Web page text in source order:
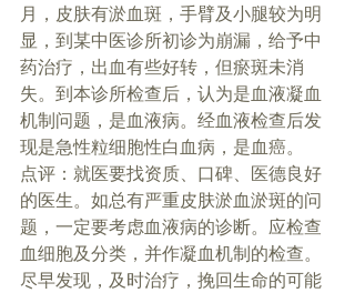
月，皮肤有淤血斑，手臂及小腿较为明
显，到某中医诊所初诊为崩漏，给予中
药治疗，出血有些好转，但瘀斑未消
失。到本诊所检查后，认为是血液凝血
机制问题，是血液病。经血液检查后发
现是急性粒细胞性白血病，是血癌。
点评：就医要找资质、口碑、医德良好
的医生。如总有严重皮肤淤血淤斑的问
题，一定要考虑血液病的诊断。应检查
血细胞及分类，并作凝血机制的检查。
尽早发现，及时治疗，挽回生命的可能